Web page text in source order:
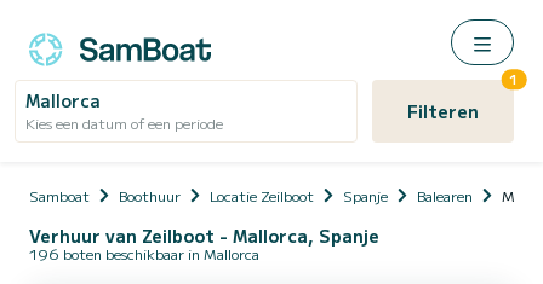
Mallorca
Kies een datum of een periode Filteren
1
Samboat Boothuur Locatie Zeilboot Spanje Balearen
Verhuur van Zeilboot - Mallorca, Spanje
196 boten beschikbaar in Mallorca